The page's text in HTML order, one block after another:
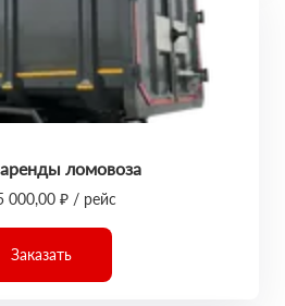
ломовоза
000,00 ₽ / рейс
Заказать